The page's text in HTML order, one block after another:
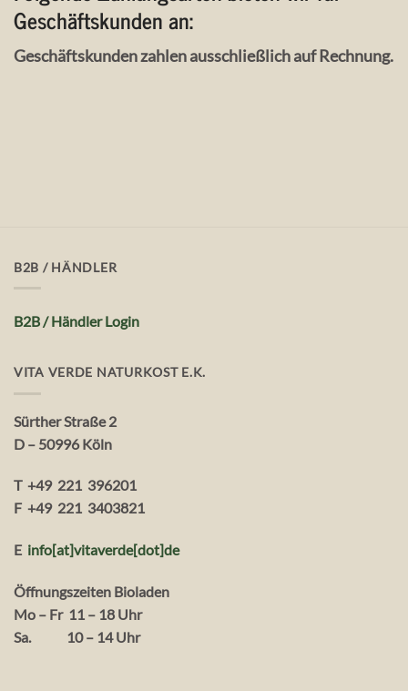
Geschäftskunden an:
Geschäftskunden zahlen ausschließlich auf Rechnung.
B2B / HÄNDLER
B2B / Händler Login
VITA VERDE NATURKOST E.K.
Sürther Straße 2
D – 50996 Köln
T +49 221 396201
F +49 221 3403821
E info[at]vitaverde[dot]de
Öffnungszeiten Bioladen
Mo – Fr 11 – 18 Uhr
Sa. 10 – 14 Uhr